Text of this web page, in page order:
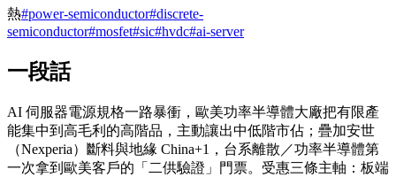
熱#power-semiconductor#discrete-
semiconductor#mosfet#sic#hvdc#ai-server
一段話
AI 伺服器電源規格一路暴衝，歐美功率半導體大廠把有限產
能集中到高毛利的高階品，主動讓出中低階市佔；疊加安世
（Nexperia）斷料與地緣 China+1，台系離散／功率半導體第
一次拿到歐美客戶的「二供驗證」門票。受惠三條主軸：板端